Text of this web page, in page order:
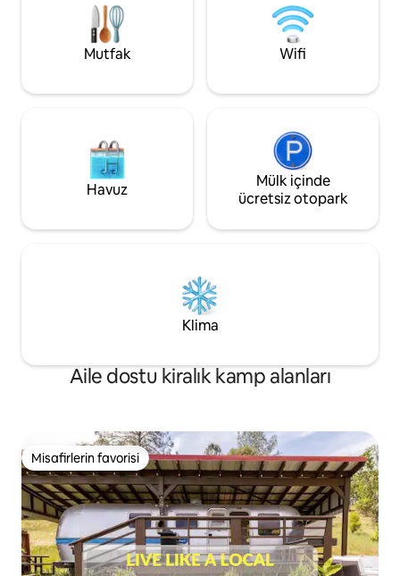
680 numaralı otoyola sadece 12 dakika
uzaklıktaki konumumuz, San Francisco,
Santa Cruz, Napa Vadisi ve ötesini
keşfetmek için ideal bir konumda. Üstelik
keyfini çıkarabilirsiniz.
mesafesinde.
Mutfak Wifi
Havuz
Mülk içinde
ücretsiz otopark
Klima
Aile dostu kiralık kamp alanları
Misafirlerin favorisi
Misafirlerin favorisi